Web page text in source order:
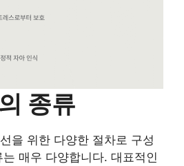
종류
을 위한 다양한 절차로 구성
매우 다양합니다. 대표적인